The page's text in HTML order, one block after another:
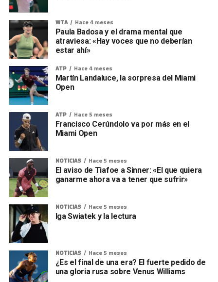
WTA Hace 4 meses
Paula Badosa y el drama mental que
atraviesa: «Hay voces que no deberían
estar ahí»
ATP Hace 4 meses
Martín Landaluce, la sorpresa del Miami
Open
ATP Hace 5 meses
Francisco Cerúndolo va por más en el
Miami Open
NOTICIAS Hace 5 meses
El aviso de Tiafoe a Sinner: «El que quiera
ganarme ahora va a tener que sufrir»
NOTICIAS Hace 5 meses
Iga Swiatek y la lectura
NOTICIAS Hace 5 meses
¿Es el final de una era? El fuerte pedido de
una gloria rusa sobre Venus Williams